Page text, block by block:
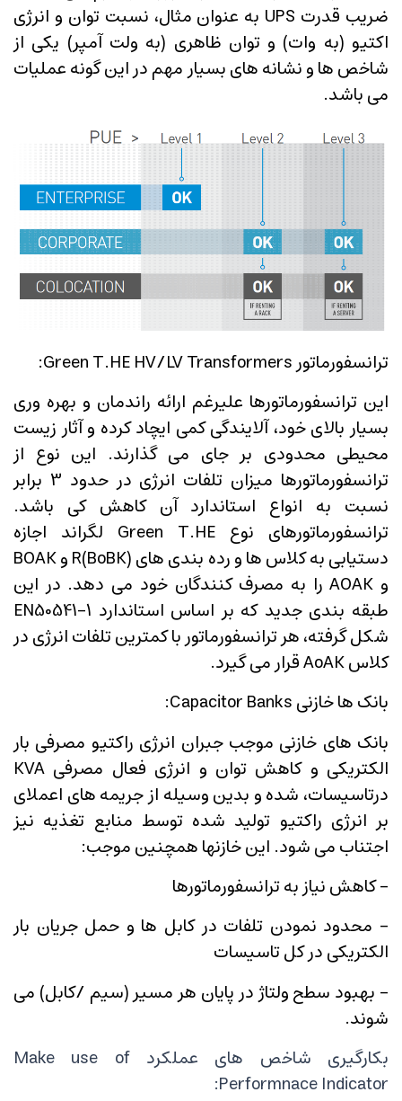
ضریب قدرت UPS به عنوان مثال، نسبت توان و انرژی
اکتیو (به وات) و توان ظاهری (به ولت آمپر) یکی از
شاخص ها و نشانه های بسیار مهم در این گونه عملیات
می باشد.
ترانسفورماتور Green T.HE HV/LV Transformers:
این ترانسفورماتورها علیرغم ارائه راندمان و بهره وری
بسیار بالای خود، آلایندگی کمی ایچاد کرده و آثار زیست
محیطی محدودی بر جای می گذارند. این نوع از
ترانسفورماتورها میزان تلفات انرژی در حدود 3 برابر
نسبت به انواع استاندارد آن کاهش کی باشد.
ترانسفورماتورهای نوع Green T.HE لگراند اجازه
دستیابی به کلاس ها و رده بندی های R(BoBK) و BOAK
و AOAK را به مصرف کنندگان خود می دهد. در این
طبقه بندی جدید که بر اساس استاندارد EN50541-1
شکل گرفته، هر ترانسفورماتور با کمترین تلفات انرژی در
کلاس AoAK قرار می گیرد.
بانک ها خازنی Capacitor Banks:
بانک های خازنی موجب جبران انرژی راکتیو مصرفی بار
الکتریکی و کاهش توان و انرژی فعال مصرفی KVA
درتاسیسات، شده و بدین وسیله از جریمه های اعملای
بر انرژی راکتیو تولید شده توسط منابع تغذیه نیز
اجتناب می شود. این خازنها همچنین موجب:
- کاهش نیاز به ترانسفورماتورها
- محدود نمودن تلفات در کابل ها و حمل جریان بار
الکتریکی در کل تاسیسات
- بهبود سطح ولتاژ در پایان هر مسیر (سیم /کابل) می
شوند.
بکارگیری شاخص های عملکرد Make use of
Performnace Indicator: